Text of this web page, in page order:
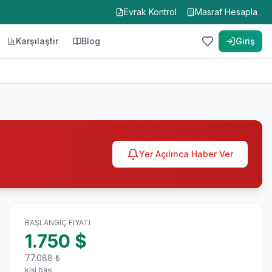
Evrak Kontrol Masraf Hesapla
Karşılaştır Blog Giriş
Yer Açılınca Haber Ver
BAŞLANGIÇ FIYATI
1.750 $
77.088 ₺
kişi başı